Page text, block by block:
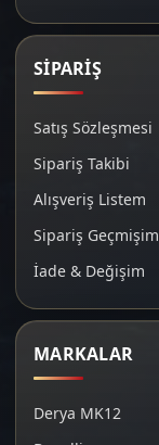
SİPARİŞ
Satış Sözleşmesi
Sipariş Takibi
Alışveriş Listem
Sipariş Geçmişim
İade & Değişim
MARKALAR
Derya MK12